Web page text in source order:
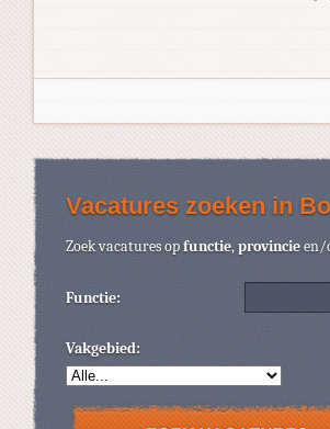
Vacatures zoeken in
Zoek vacatures opfunctie,provincieen/
Functie:
Vakgebied: